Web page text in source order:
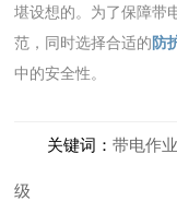
堪设想的。为了保障带
范，同时选择合适的防
中的安全性。
关键词：带电作
级